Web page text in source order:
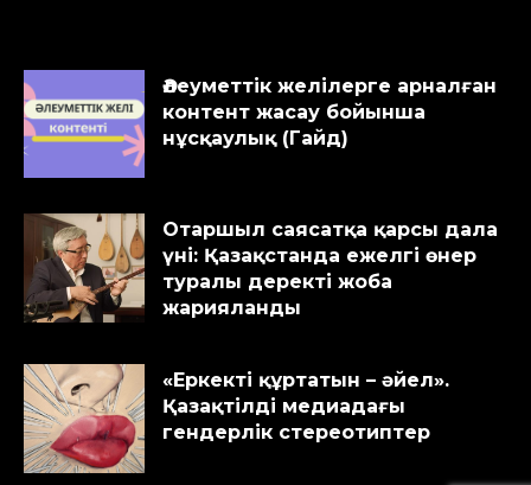
Әлеуметтік желілерге арналған
контент жасау бойынша
нұсқаулық (Гайд)
Отаршыл саясатқа қарсы дала
үні: Қазақстанда ежелгі өнер
туралы деректі жоба
жарияланды
«Еркекті құртатын – әйел».
Қазақтілді медиадағы
гендерлік стереотиптер